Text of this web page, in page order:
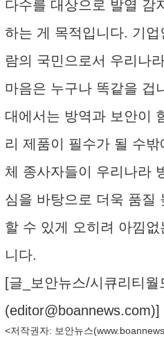
다수를 대상으로 발열 감
하는 게 목적입니다. 기
람의 국민으로서 우리나
마음은 누구나 똑같을 겁
대에서는 방역과 보안이
리 제품이 필수가 될 수
체 종사자들이 우리나라
심을 바탕으로 더욱 품질
할 수 있게 오히려 아낌
니다.
[글_보안뉴스/시큐리티
(editor@boannews.com)]
<저작권자: 보안뉴스(